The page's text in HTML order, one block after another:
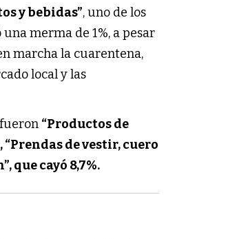
y bebidas”, uno de los
merma de 1%, a pesar
marcha la cuarentena,
local y las
“Productos de
“Prendas de vestir, cuero
que cayó 8,7%.